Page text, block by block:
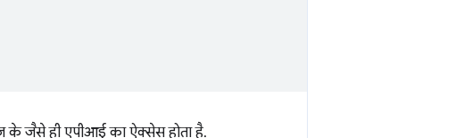
के जैसे ही एपीआई का ऐक्सेस होता है.